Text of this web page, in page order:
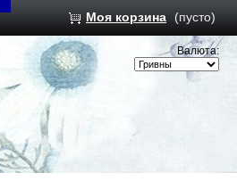
Моя корзина (пусто)
Валюта: